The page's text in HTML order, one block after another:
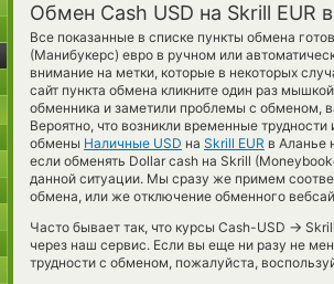
Обмен Cash USD на Skrill EUR
Все показанные в списке пункты обмена
(Манибукерс) евро в ручном или
внимание на метки, которые в некоторых
сайт пункта обмена кликните один раз
обменника и заметили проблемы с обменом,
Вероятно, что возникли временные
обмены Наличные USD на Skrill EUR в Аланье
если обменять Dollar cash на Skrill
данной ситуации. Мы сразу же примем
обмена, или же отключение обменного
Часто бывает так, что курсы Cash-USD →
через наш сервис. Если вы еще ни разу не
трудности с обменом, пожалуйста,